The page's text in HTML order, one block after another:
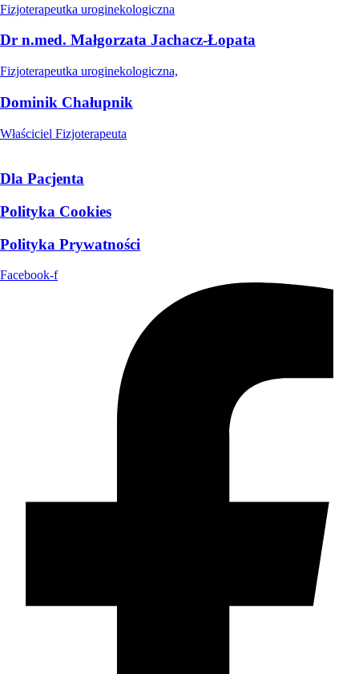
Fizjoterapeutka uroginekologiczna
Dr n.med. Małgorzata Jachacz-Łopata
Fizjoterapeutka uroginekologiczna,
Dominik Chałupnik
Właściciel Fizjoterapeuta
Dla Pacjenta
Polityka Cookies
Polityka Prywatności
Facebook-f